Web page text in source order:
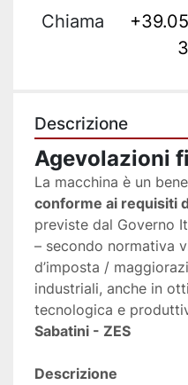
Chiama
Descrizione
Agevolazioni
conforme ai requisiti
previste dal Governo
– secondo normativa
d’imposta /
industriali, anche in
tecnologica e
Sabatini - ZES
Descrizione